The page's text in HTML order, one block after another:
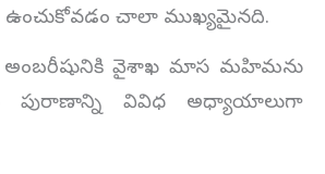
ఉంచుకోవడం చాలా ముఖ్యమైనది.
అంబరీషునికి వైశాఖ మాస మహిమను
పురాణాన్ని వివిధ అధ్యాయాలుగా